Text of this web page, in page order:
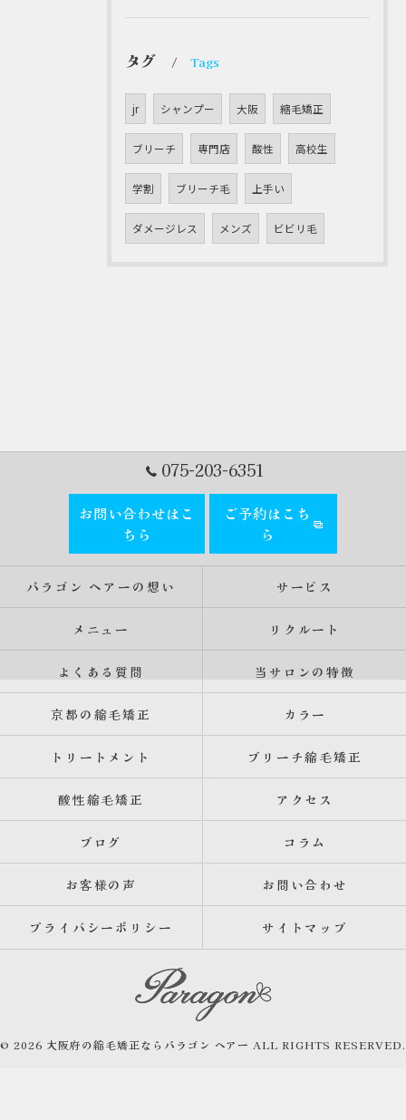
タグ Tags
jr シャンプー 大阪 縮毛矯正
ブリーチ 専門店 酸性 高校生
学割 ブリーチ毛 上手い
ダメージレス メンズ ビビリ毛
075-203-6351
お問い合わせはこ
ちら
ご予約はこち
ら
パラゴン ヘアーの想い サービス
メニュー リクルート
よくある質問 当サロンの特徴
京都の縮毛矯正 カラー
トリートメント ブリーチ縮毛矯正
酸性縮毛矯正 アクセス
ブログ コラム
お客様の声 お問い合わせ
プライバシーポリシー サイトマップ
© 2026 大阪府の縮毛矯正ならパラゴン ヘアー ALL RIGHTS RESERVED.